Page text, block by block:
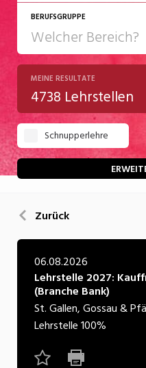
2027
2028
BERUFSGRUPPE
Chemie/Pharma
Gastgewerbe
Gesundheit/Pflege/
Handwerk/Technik
Kultur
Natur
Verkehr/Logistik
Wirtschaft/
MEINE RESULTATE
4738 Lehrstellen
Schnupperlehre
Zurück
06.08.2026
Lehr­stel­le 2027:
(Branche Bank)
St. Gallen, Gossau &
Lehrstelle100%